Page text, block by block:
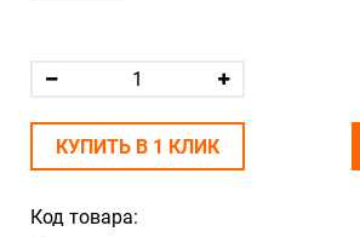
Код товара:
КУПИТЬ В 1 КЛИК